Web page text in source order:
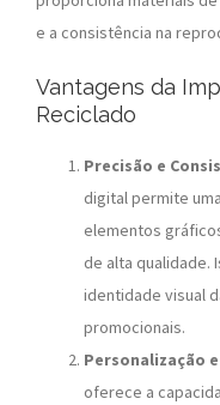
e a consistência na
Vantagens da
Reciclado
Precisão e
digital permite
elementos
de alta qualidade.
identidade visual
promocionais.
Personalização
oferece a